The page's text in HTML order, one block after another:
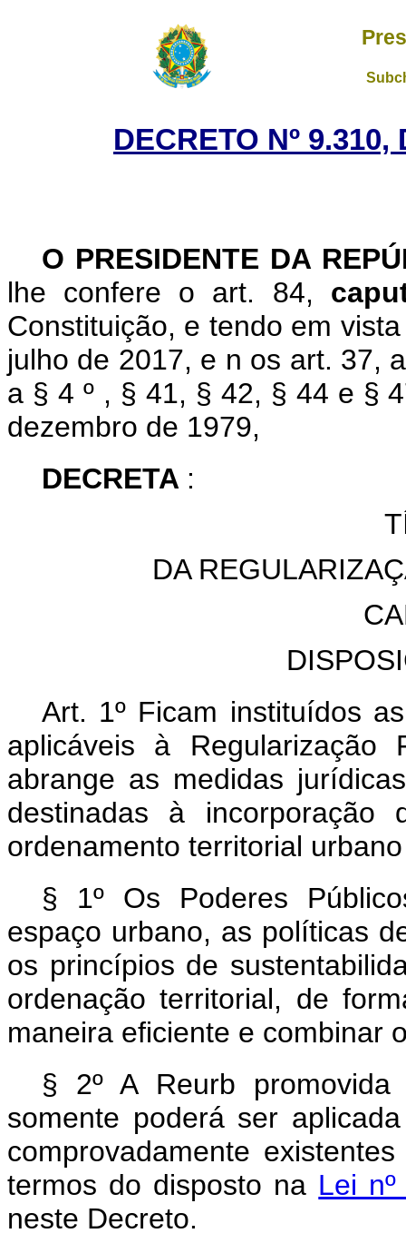
DECRETO Nº
O PRESIDENTE DA
lhe confere o art. 84,
Constituição, e tendo em
julho de 2017, e n os art. 37,
a § 4 º , § 41, § 42, § 44 e §
dezembro de 1979,
DECRETA :
DA
Art. 1º Ficam instituídos
aplicáveis à
abrange as medidas
destinadas à incorporação
ordenamento territorial
§ 1º Os Poderes
espaço urbano, as políticas
os princípios de
ordenação territorial, de
maneira eficiente e combinar
§ 2º A Reurb
somente poderá ser
comprovadamente
termos do disposto na Lei
neste Decreto.